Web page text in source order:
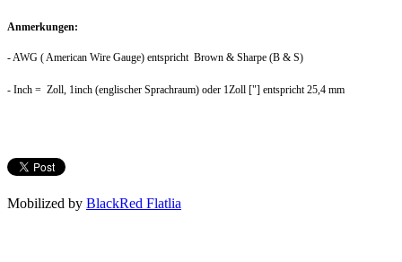
Anmerkungen:
- AWG ( American Wire Gauge) entspricht Brown & Sharpe (B & S)
- Inch = Zoll, 1inch (englischer Sprachraum) oder 1Zoll ["] entspricht 25,4 mm
Mobilized by BlackRed Flatlia